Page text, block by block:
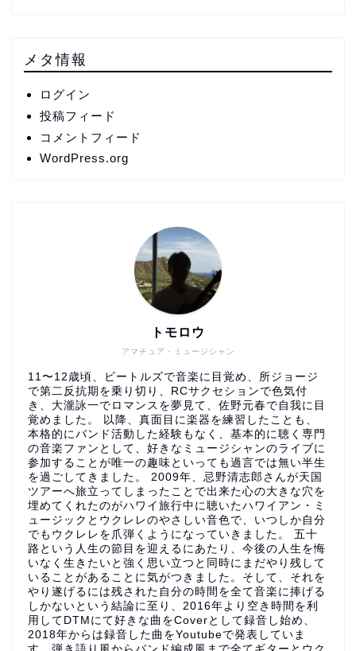
メタ情報
ログイン
投稿フィード
コメントフィード
WordPress.org
アマチュア・ミュージシャン
トモロウ
11〜12歳頃、ビートルズで音楽に目覚め、所ジョージ
で第二反抗期を乗り切り、RCサクセションで色気付
き、大瀧詠一でロマンスを夢見て、佐野元春で自我に目
覚めました。 以降、真面目に楽器を練習したことも、
本格的にバンド活動した経験もなく、基本的に聴く専門
の音楽ファンとして、好きなミュージシャンのライブに
参加することが唯一の趣味といっても過言では無い半生
を過ごしてきました。 2009年、忌野清志郎さんが天国
ツアーへ旅立ってしまったことで出来た心の大きな穴を
埋めてくれたのがハワイ旅行中に聴いたハワイアン・ミ
ュージックとウクレレのやさしい音色で、いつしか自分
でもウクレレを爪弾くようになっていきました。 五十
路という人生の節目を迎えるにあたり、今後の人生を悔
いなく生きたいと強く思い立つと同時にまだやり残して
いることがあることに気がつきました。そして、それを
やり遂げるには残された自分の時間を全て音楽に捧げる
しかないという結論に至り、2016年より空き時間を利
用してDTMにて好きな曲をCoverとして録音し始め、
2018年からは録音した曲をYoutubeで発表していま